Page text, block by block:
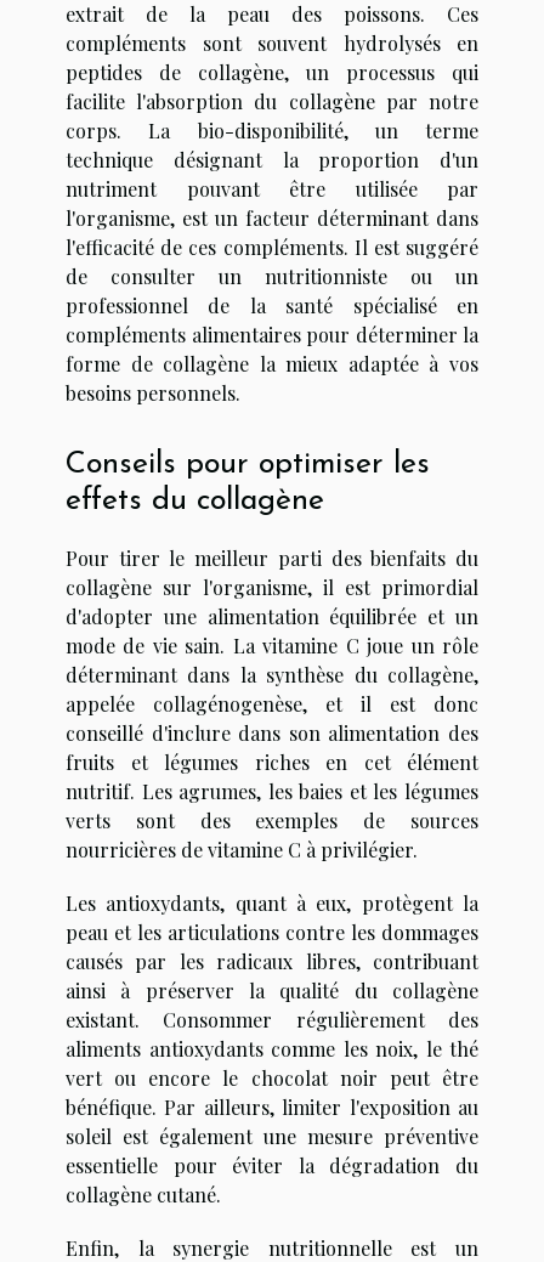
extrait de la peau des poissons. Ces
compléments sont souvent hydrolysés en
peptides de collagène, un processus qui
facilite l'absorption du collagène par notre
corps. La bio-disponibilité, un terme
technique désignant la proportion d'un
nutriment pouvant être utilisée par
l'organisme, est un facteur déterminant dans
l'efficacité de ces compléments. Il est suggéré
de consulter un nutritionniste ou un
professionnel de la santé spécialisé en
compléments alimentaires pour déterminer la
forme de collagène la mieux adaptée à vos
besoins personnels.
Conseils pour optimiser les
effets du collagène
Pour tirer le meilleur parti des bienfaits du
collagène sur l'organisme, il est primordial
d'adopter une alimentation équilibrée et un
mode de vie sain. La vitamine C joue un rôle
déterminant dans la synthèse du collagène,
appelée collagénogenèse, et il est donc
conseillé d'inclure dans son alimentation des
fruits et légumes riches en cet élément
nutritif. Les agrumes, les baies et les légumes
verts sont des exemples de sources
nourricières de vitamine C à privilégier.
Les antioxydants, quant à eux, protègent la
peau et les articulations contre les dommages
causés par les radicaux libres, contribuant
ainsi à préserver la qualité du collagène
existant. Consommer régulièrement des
aliments antioxydants comme les noix, le thé
vert ou encore le chocolat noir peut être
bénéfique. Par ailleurs, limiter l'exposition au
soleil est également une mesure préventive
essentielle pour éviter la dégradation du
collagène cutané.
Enfin, la synergie nutritionnelle est un